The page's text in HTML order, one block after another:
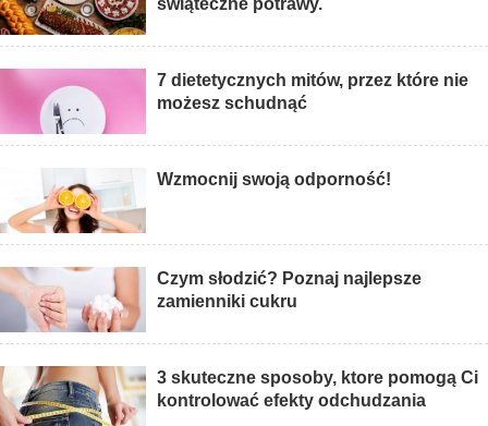
7 dietetycznych mitów, przez które nie
możesz schudnąć
Wzmocnij swoją odporność!
Czym słodzić? Poznaj najlepsze
zamienniki cukru
3 skuteczne sposoby, ktore pomogą Ci
kontrolować efekty odchudzania